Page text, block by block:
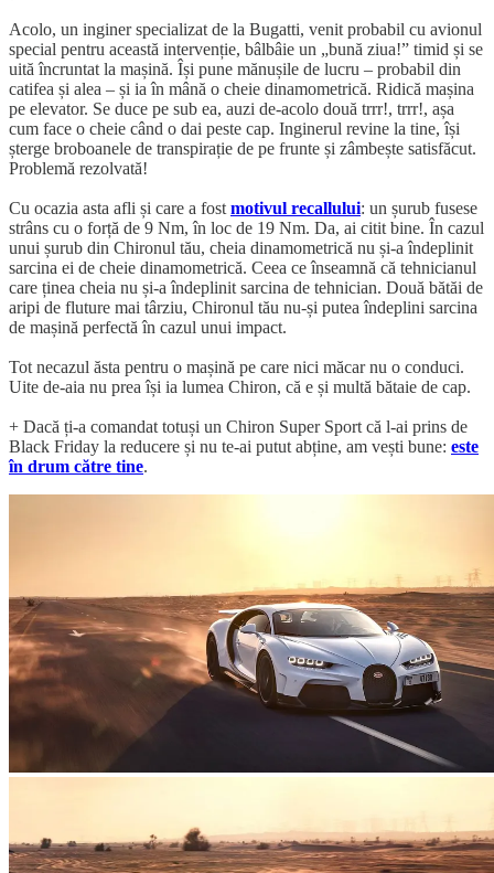
Acolo, un inginer specializat de la Bugatti, venit probabil cu avionul
special pentru această intervenție, bâlbâie un „bună ziua!” timid și se
uită încruntat la mașină. Își pune mănușile de lucru – probabil din
catifea și alea – și ia în mână o cheie dinamometrică. Ridică mașina
pe elevator. Se duce pe sub ea, auzi de-acolo două trrr!, trrr!, așa
cum face o cheie când o dai peste cap. Inginerul revine la tine, își
șterge broboanele de transpirație de pe frunte și zâmbește satisfăcut.
Problemă rezolvată!
Cu ocazia asta afli și care a fost motivul recallului: un șurub fusese
strâns cu o forță de 9 Nm, în loc de 19 Nm. Da, ai citit bine. În cazul
unui șurub din Chironul tău, cheia dinamometrică nu și-a îndeplinit
sarcina ei de cheie dinamometrică. Ceea ce înseamnă că tehnicianul
care ținea cheia nu și-a îndeplinit sarcina de tehnician. Două bătăi de
aripi de fluture mai târziu, Chironul tău nu-și putea îndeplini sarcina
de mașină perfectă în cazul unui impact.
Tot necazul ăsta pentru o mașină pe care nici măcar nu o conduci.
Uite de-aia nu prea își ia lumea Chiron, că e și multă bătaie de cap.
+ Dacă ți-a comandat totuși un Chiron Super Sport că l-ai prins de
Black Friday la reducere și nu te-ai putut abține, am vești bune: este
în drum către tine.